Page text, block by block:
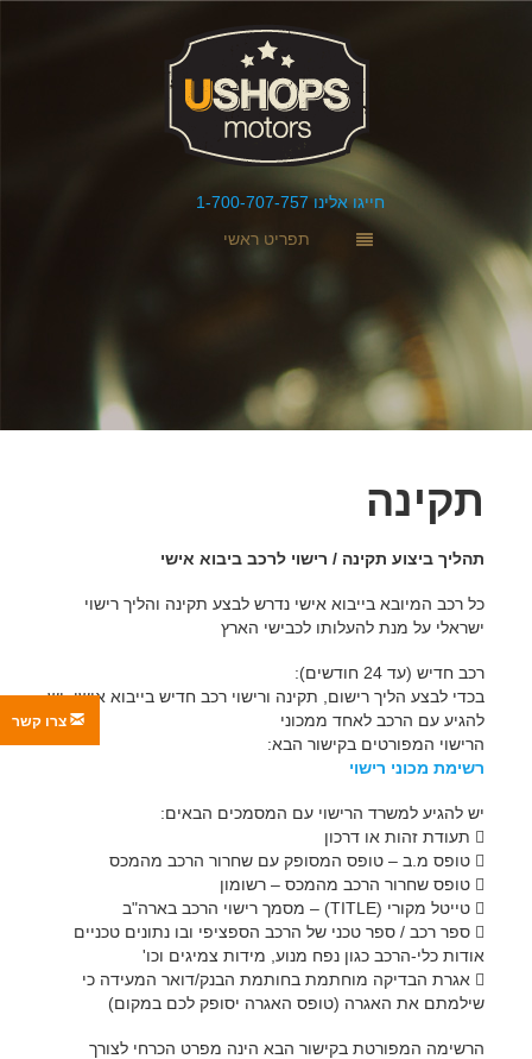
חייגו אלינו 1-700-707-757
תפריט ראשי
תקינה
תהליך ביצוע תקינה / רישוי לרכב ביבוא אישי
כל רכב המיובא בייבוא אישי נדרש לבצע תקינה והליך רישוי
ישראלי על מנת להעלותו לכבישי הארץ
רכב חדיש (עד 24 חודשים):
בכדי לבצע הליך רישום, תקינה ורישוי רכב חדיש בייבוא אישי, יש
להגיע עם הרכב לאחד ממכוני
הרישוי המפורטים בקישור הבא:
רשימת מכוני רישוי
יש להגיע למשרד הרישוי עם המסמכים הבאים:
 תעודת זהות או דרכון
 טופס מ.ב – טופס המסופק עם שחרור הרכב מהמכס
 טופס שחרור הרכב מהמכס – רשומון
 טייטל מקורי (TITLE) – מסמך רישוי הרכב בארה"ב
 ספר רכב / ספר טכני של הרכב הספציפי ובו נתונים טכניים
אודות כלי-הרכב כגון נפח מנוע, מידות צמיגים וכו'
 אגרת הבדיקה מוחתמת בחותמת הבנק/דואר המעידה כי
שילמתם את האגרה (טופס האגרה יסופק לכם במקום)
הרשימה המפורטת בקישור הבא הינה מפרט הכרחי לצורך
צרו קשר